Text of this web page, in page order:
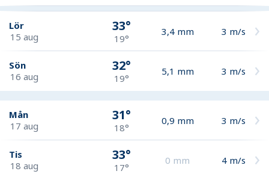
Lör
15 aug
33°
19°
3,4 mm 3 m/s
Sön
16 aug
32°
19°
5,1 mm 3 m/s
Mån
17 aug
31°
18°
0,9 mm 3 m/s
Tis
18 aug
33°
17°
0 mm 4 m/s